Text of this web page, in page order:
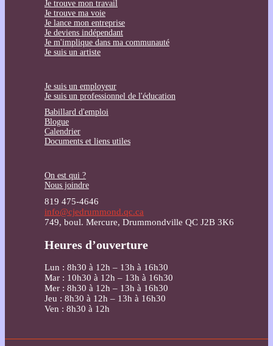
Je trouve mon travail
Je trouve ma voie
Je lance mon entreprise
Je deviens indépendant
Je m'implique dans ma communauté
Je suis un artiste
Je suis un employeur
Je suis un professionnel de l'éducation
Babillard d'emploi
Blogue
Calendrier
Documents et liens utiles
On est qui ?
Nous joindre
819 475-4646
info@cjedrummond.qc.ca
749, boul. Mercure, Drummondville QC J2B 3K6
Heures d’ouverture
Lun : 8h30 à 12h – 13h à 16h30
Mar : 10h30 à 12h – 13h à 16h30
Mer : 8h30 à 12h – 13h à 16h30
Jeu : 8h30 à 12h – 13h à 16h30
Ven : 8h30 à 12h